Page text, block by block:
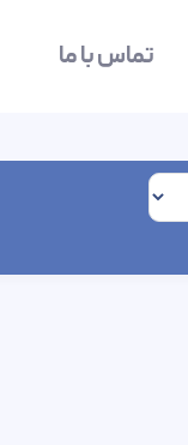
تماس با ما